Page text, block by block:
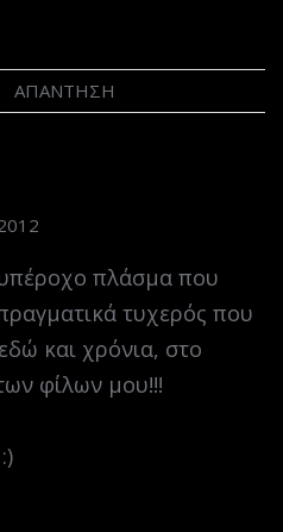
ΑΠΆΝΤΗΣΗ
πλάσμα που
τυχερός που
και χρόνια, στο
φίλων μου!!!